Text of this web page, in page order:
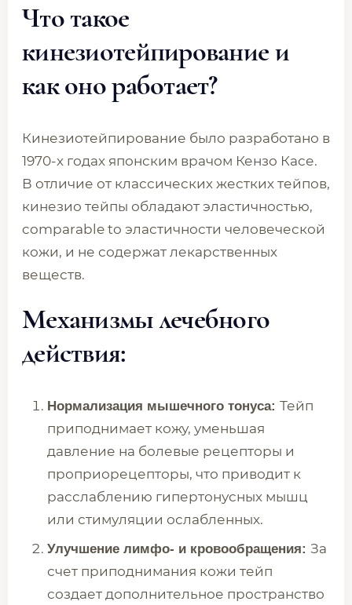
Что такое
кинезиотейпирование и
как оно работает?
Кинезиотейпирование было разработано в
1970-х годах японским врачом Кензо Касе.
В отличие от классических жестких тейпов,
кинезио тейпы обладают эластичностью,
comparable to эластичности человеческой
кожи, и не содержат лекарственных
веществ.
Механизмы лечебного
действия:
Нормализация мышечного тонуса: Тейп
приподнимает кожу, уменьшая
давление на болевые рецепторы и
проприорецепторы, что приводит к
расслаблению гипертонусных мышц
или стимуляции ослабленных.
Улучшение лимфо- и кровообращения: За
счет приподнимания кожи тейп
создает дополнительное пространство